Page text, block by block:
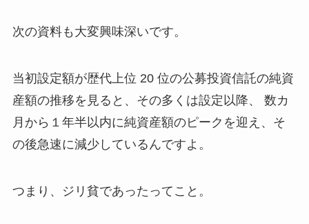
次の資料も大変興味深いです。
当初設定額が歴代上位 20 位の公募投資信託の純資
産額の推移を見ると、その多くは設定以降、 数カ
月から１年半以内に純資産額のピークを迎え、そ
の後急速に減少しているんですよ。
つまり、ジリ貧であったってこと。